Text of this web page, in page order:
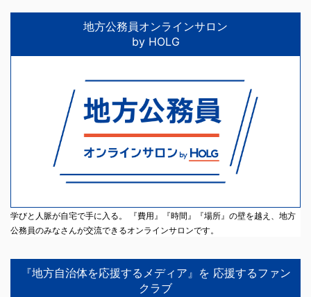
地方公務員オンラインサロン
by HOLG
学びと人脈が自宅で手に入る。 『費用』『時間』『場所』の壁を越え、地方
公務員のみなさんが交流できるオンラインサロンです。
『地方自治体を応援するメディア』を 応援するファン
クラブ